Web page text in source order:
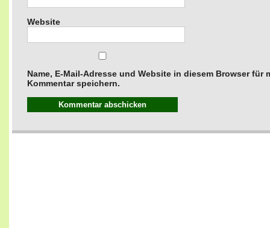
Website
Name, E-Mail-Adresse und Website in diesem Browser für
Kommentar speichern.